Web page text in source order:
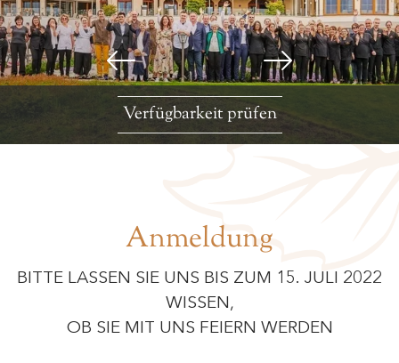
Verfügbarkeit prüfen
Anmeldung
BITTE LASSEN SIE UNS BIS ZUM 15. JULI 2022
WISSEN,
OB SIE MIT UNS FEIERN WERDEN